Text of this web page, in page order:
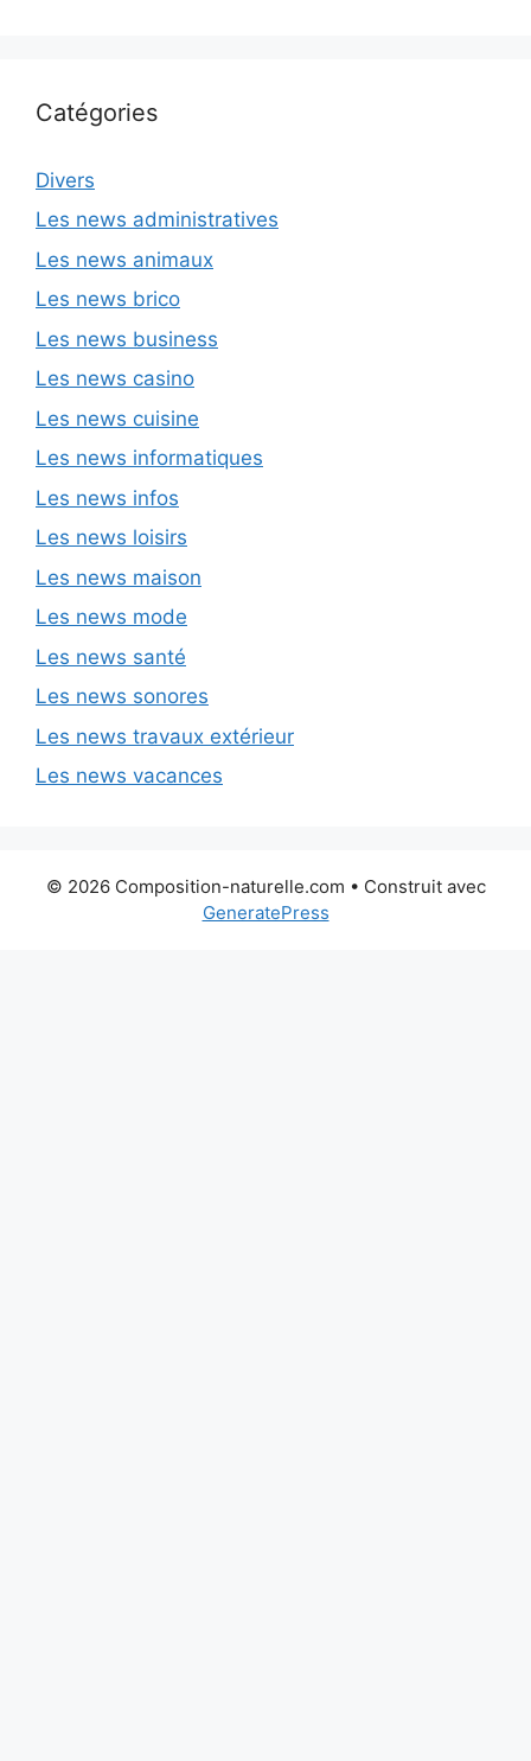
Catégories
Divers
Les news administratives
Les news animaux
Les news brico
Les news business
Les news casino
Les news cuisine
Les news informatiques
Les news infos
Les news loisirs
Les news maison
Les news mode
Les news santé
Les news sonores
Les news travaux extérieur
Les news vacances
© 2026 Composition-naturelle.com • Construit avec
GeneratePress